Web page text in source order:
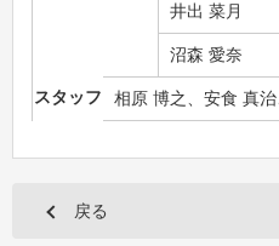
井出 菜月
沼森 愛奈
スタッフ 相原 博之、安食 真
戻る